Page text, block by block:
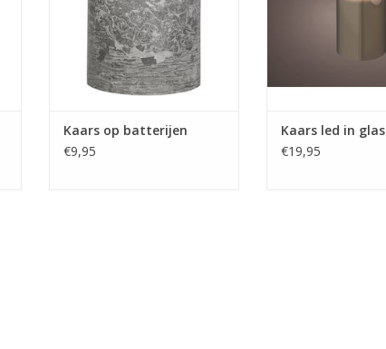
Kaars op batterijen
€9,95
Kaars led in glas
€19,95